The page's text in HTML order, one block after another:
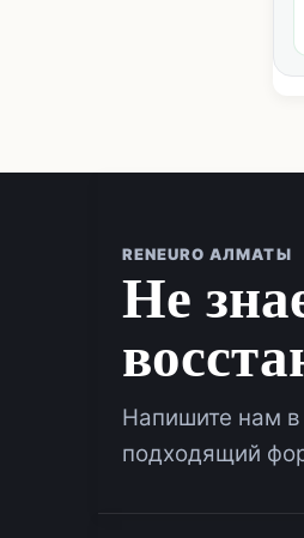
RENEURO АЛМАТЫ
Не
Напишите нам
подходящий